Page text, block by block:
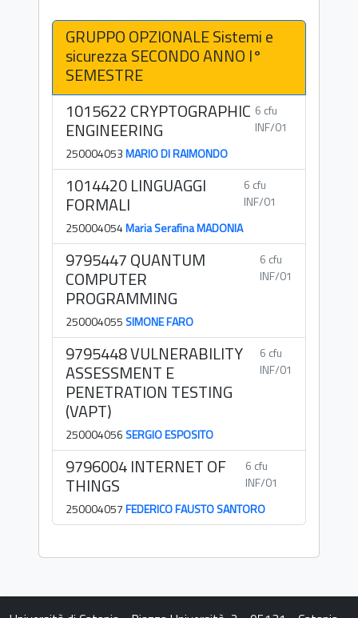
GRUPPO OPZIONALE Sistemi e
sicurezza SECONDO ANNO I°
SEMESTRE
1015622 CRYPTOGRAPHIC
ENGINEERING
6 cfu
INF/01
250004053MARIO DI RAIMONDO
1014420 LINGUAGGI
FORMALI
6 cfu
INF/01
250004054Maria Serafina MADONIA
9795447 QUANTUM
COMPUTER
PROGRAMMING
6 cfu
INF/01
250004055 SIMONE FARO
9795448 VULNERABILITY
ASSESSMENT E
PENETRATION TESTING
(VAPT)
6 cfu
INF/01
250004056 SERGIO ESPOSITO
9796004 INTERNET OF
THINGS
6 cfu
INF/01
250004057FEDERICO FAUSTO SANTORO